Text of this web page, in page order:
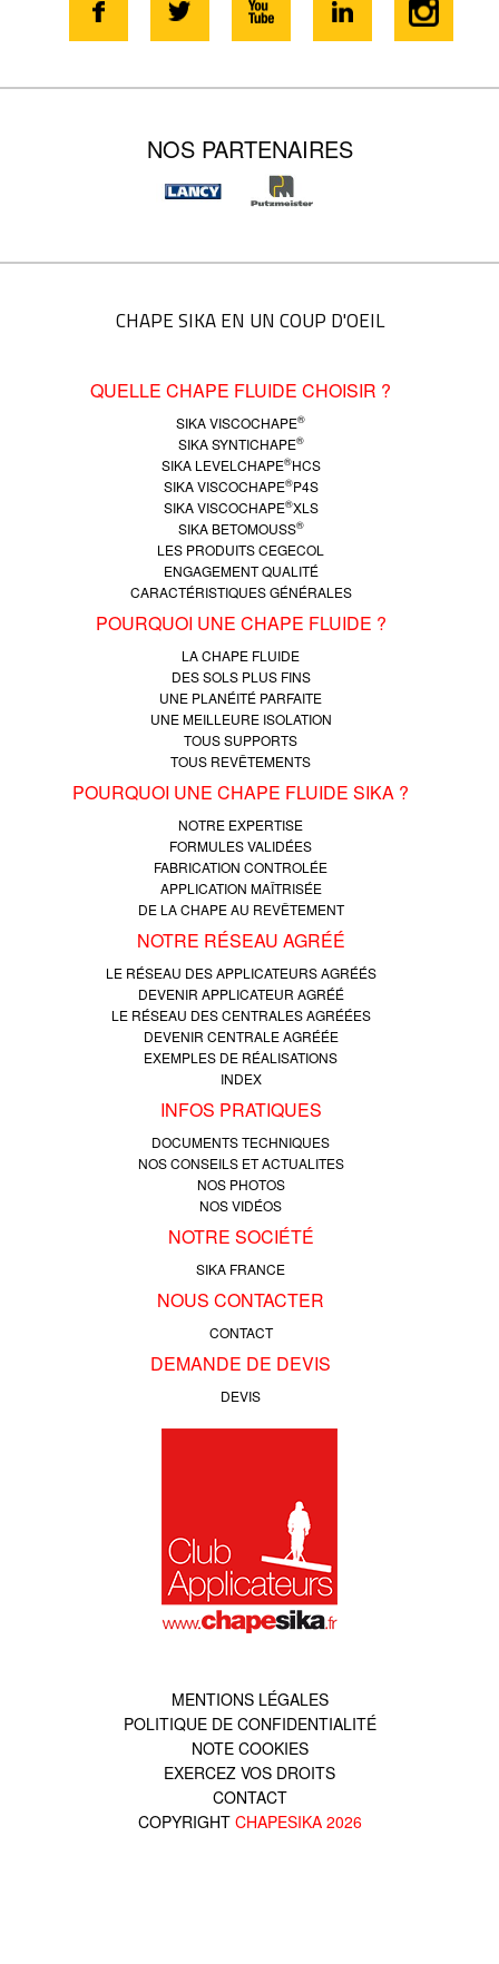
NOS PARTENAIRES
CHAPE SIKA EN UN COUP D'OEIL
QUELLE CHAPE FLUIDE CHOISIR ?
SIKA VISCOCHAPE®
SIKA SYNTICHAPE®
SIKA LEVELCHAPE®HCS
SIKA VISCOCHAPE®P4S
SIKA VISCOCHAPE®XLS
SIKA BETOMOUSS®
LES PRODUITS CEGECOL
ENGAGEMENT QUALITÉ
CARACTÉRISTIQUES GÉNÉRALES
POURQUOI UNE CHAPE FLUIDE ?
LA CHAPE FLUIDE
DES SOLS PLUS FINS
UNE PLANÉITÉ PARFAITE
UNE MEILLEURE ISOLATION
TOUS SUPPORTS
TOUS REVÊTEMENTS
POURQUOI UNE CHAPE FLUIDE SIKA ?
NOTRE EXPERTISE
FORMULES VALIDÉES
FABRICATION CONTROLÉE
APPLICATION MAÎTRISÉE
DE LA CHAPE AU REVÊTEMENT
NOTRE RÉSEAU AGRÉÉ
LE RÉSEAU DES APPLICATEURS AGRÉÉS
DEVENIR APPLICATEUR AGRÉÉ
LE RÉSEAU DES CENTRALES AGRÉÉES
DEVENIR CENTRALE AGRÉÉE
EXEMPLES DE RÉALISATIONS
INDEX
INFOS PRATIQUES
DOCUMENTS TECHNIQUES
NOS CONSEILS ET ACTUALITES
NOS PHOTOS
NOS VIDÉOS
NOTRE SOCIÉTÉ
SIKA FRANCE
NOUS CONTACTER
CONTACT
DEMANDE DE DEVIS
DEVIS
MENTIONS LÉGALES
POLITIQUE DE CONFIDENTIALITÉ
NOTE COOKIES
EXERCEZ VOS DROITS
CONTACT
COPYRIGHT CHAPESIKA 2026